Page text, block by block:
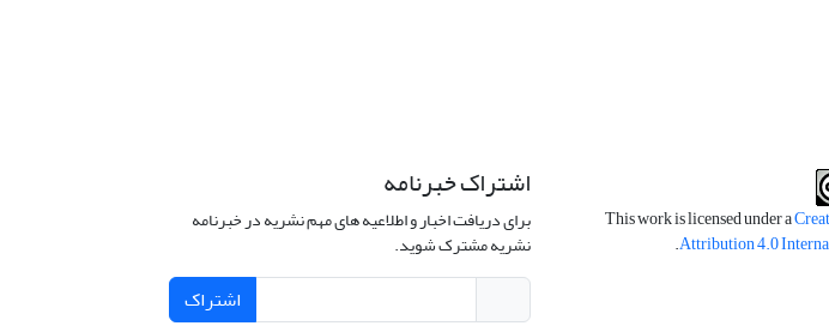
This work is licensed under a
Attribution 4.0
.
اشتراک خبرنامه
برای دریافت اخبار و اطلاعیه های مهم نشریه در خبرنامه
نشریه مشترک شوید.
اشتراک